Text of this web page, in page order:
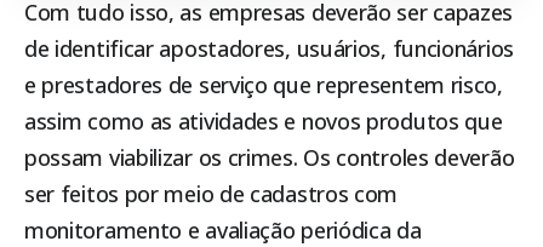
Com tudo isso, as empresas deverão ser capazes
de identificar apostadores, usuários, funcionários
e prestadores de serviço que representem risco,
assim como as atividades e novos produtos que
possam viabilizar os crimes. Os controles deverão
ser feitos por meio de cadastros com
monitoramento e avaliação periódica da